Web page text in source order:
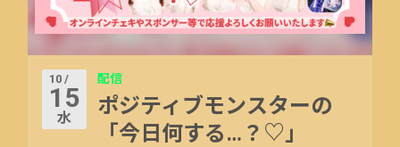
10 /
15
水
配信
ポジティブモンスターの
「今日何する…？♡」